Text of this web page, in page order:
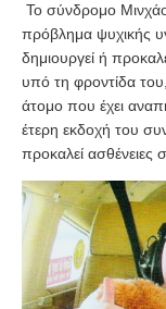
Το σύνδρομο
πρόβλημα ψυχικής
δημιουργεί ή
υπό τη φροντίδα
άτομο που έχει
έτερη εκδοχή του
προκαλεί ασθένειες